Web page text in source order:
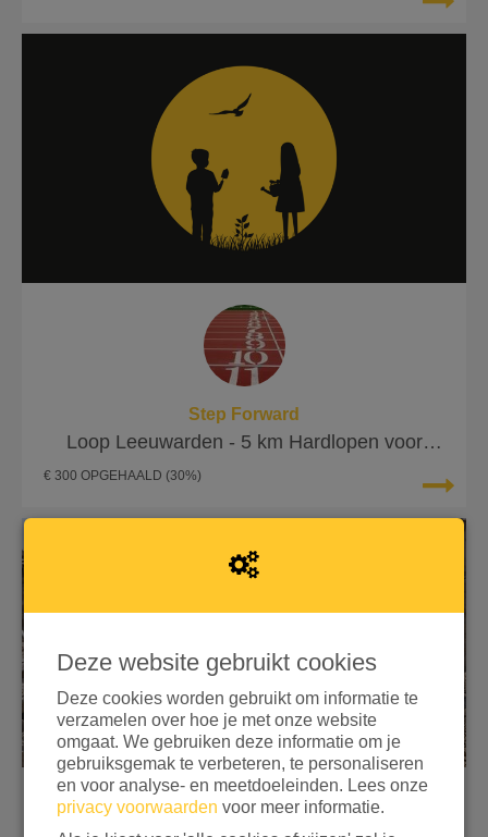
Step Forward
Loop Leeuwarden - 5 km Hardlopen voor
lotgenoten
€ 300 OPGEHAALD (30%)
Deze website gebruikt cookies
Deze cookies worden gebruikt om informatie te
verzamelen over hoe je met onze website
omgaat. We gebruiken deze informatie om je
gebruiksgemak te verbeteren, te personaliseren
en voor analyse- en meetdoeleinden. Lees onze
privacy voorwaarden voor meer informatie.